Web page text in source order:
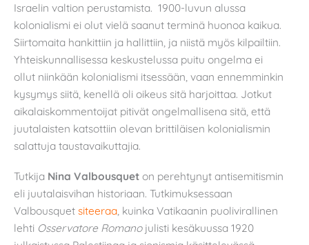
Israelin valtion perustamista. 1900-luvun alussa
kolonialismi ei olut vielä saanut terminä huonoa kaikua.
Siirtomaita hankittiin ja hallittiin, ja niistä myös kilpailtiin.
Yhteiskunnallisessa keskustelussa puitu ongelma ei
ollut niinkään kolonialismi itsessään, vaan ennemminkin
kysymys siitä, kenellä oli oikeus sitä harjoittaa. Jotkut
aikalaiskommentoijat pitivät ongelmallisena sitä, että
juutalaisten katsottiin olevan brittiläisen kolonialismin
salattuja taustavaikuttajia.
Tutkija Nina Valbousquet on perehtynyt antisemitismin
eli juutalaisvihan historiaan. Tutkimuksessaan
Valbousquet siteeraa , kuinka Vatikaanin puolivirallinen
lehti Osservatore Romanojulisti kesäkuussa 1920